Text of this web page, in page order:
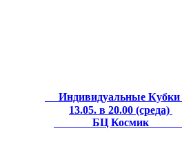
Индивидуальные Кубки
13.05. в 20.00 (среда)
БЦ Космик